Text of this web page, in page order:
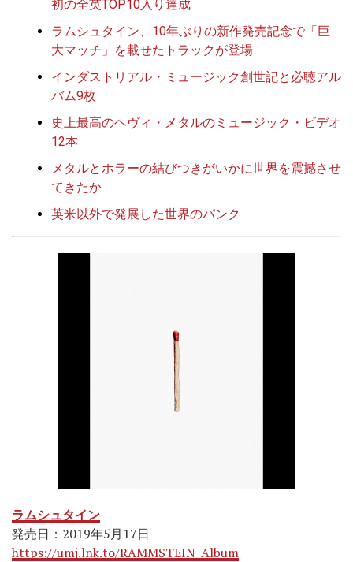
初の全英TOP10入り達成
ラムシュタイン、10年ぶりの新作発売記念で「巨
大マッチ」を載せたトラックが登場
インダストリアル・ミュージック創世記と必聴アル
バム9枚
史上最高のヘヴィ・メタルのミュージック・ビデオ
12本
メタルとホラーの結びつきがいかに世界を震撼させ
てきたか
英米以外で発展した世界のパンク
ラムシュタイン
発売日：2019年5月17日
https://umj.lnk.to/RAMMSTEIN_Album